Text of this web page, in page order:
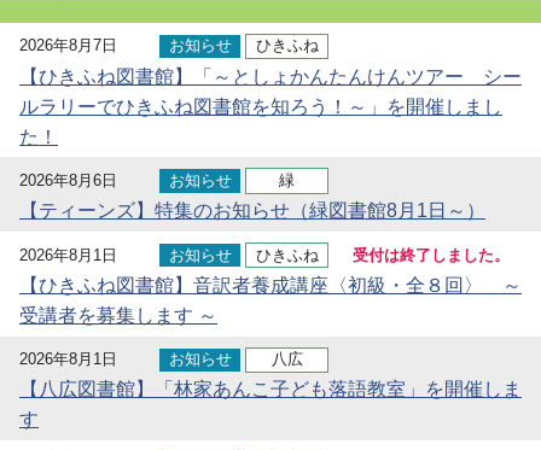
2026年8月7日 お知らせ ひきふね
【ひきふね図書館】「～としょかんたんけんツアー シー
ルラリーでひきふね図書館を知ろう！～」を開催しまし
た！
2026年8月6日 お知らせ 緑
【ティーンズ】特集のお知らせ（緑図書館8月1日～）
2026年8月1日 お知らせ ひきふね 受付は終了しました。
【ひきふね図書館】音訳者養成講座〈初級・全８回〉 ～
受講者を募集します ～
2026年8月1日 お知らせ 八広
【八広図書館】「林家あんこ子ども落語教室」を開催しま
す